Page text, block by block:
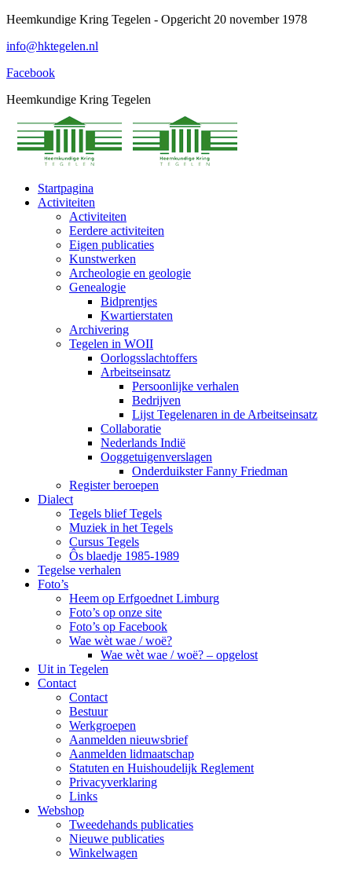
Spring
content
Heemkundige Kring Tegelen - Opgericht 20 november 1978
info@hktegelen.nl
Facebook
Heemkundige Kring Tegelen
Startpagina
Activiteiten
Activiteiten
Eerdere activiteiten
Eigen publicaties
Kunstwerken
Archeologie en geologie
Genealogie
Bidprentjes
Kwartierstaten
Archivering
Tegelen in WOII
Oorlogsslachtoffers
Arbeitseinsatz
Persoonlijke verhalen
Bedrijven
Lijst Tegelenaren in de Arbeitseinsatz
Collaboratie
Nederlands Indië
Ooggetuigenverslagen
Onderduikster Fanny Friedman
Register beroepen
Dialect
Tegels blief Tegels
Muziek in het Tegels
Cursus Tegels
Ôs blaedje 1985-1989
Tegelse verhalen
Foto’s
Heem op Erfgoednet Limburg
Foto’s op onze site
Foto’s op Facebook
Wae wèt wae / woë?
Wae wèt wae / woë? – opgelost
Uit in Tegelen
Contact
Contact
Bestuur
Werkgroepen
Aanmelden nieuwsbrief
Aanmelden lidmaatschap
Statuten en Huishoudelijk Reglement
Privacyverklaring
Links
Webshop
Tweedehands publicaties
Nieuwe publicaties
Winkelwagen